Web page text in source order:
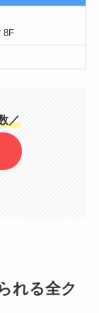
8F
／
れる全ク